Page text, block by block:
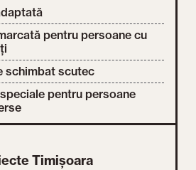
pentru persoane cu
schimbat scutec
pentru persoane
Timișoara